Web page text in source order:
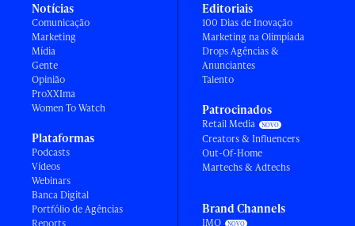
Notícias
Comunicação
Marketing
Mídia
Gente
Opinião
ProXXIma
Women To Watch
Plataformas
Podcasts
Vídeos
Webinars
Banca Digital
Portfólio de Agências
Reports
Editoriais
100 Dias de Inovação
Marketing na Olimpíada
Drops Agências &
Anunciantes
Talento
Patrocinados
Retail Media
Creators & Influencers
Out-Of-Home
Martechs & Adtechs
Brand Channels
IMO